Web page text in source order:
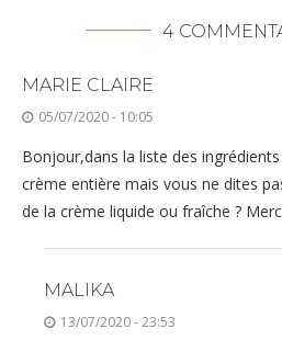
4
MARIE CLAIRE
05/07/2020 - 10:05
Bonjour,dans la liste des
crème entière mais vous ne dites
de la crème liquide ou fraîche ?
MALIKA
13/07/2020 - 23:53